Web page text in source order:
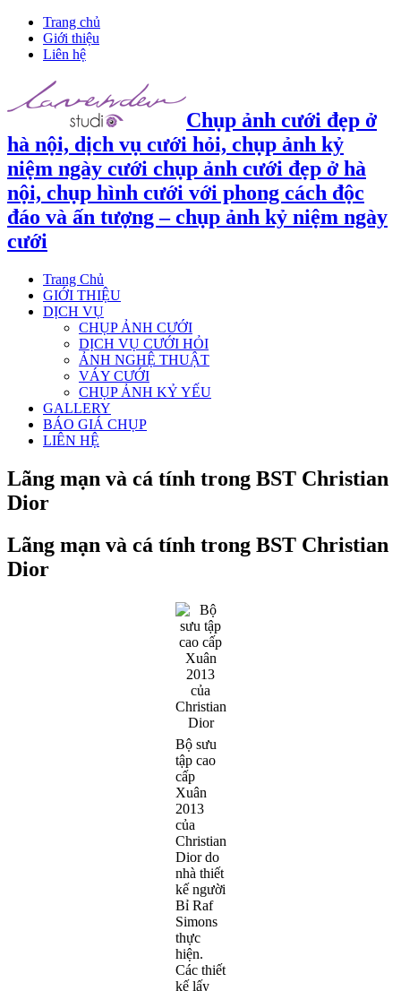
Trang chủ
Giới thiệu
Liên hệ
Chụp ảnh cưới đẹp ở
hà nội, dịch vụ cưới hỏi, chụp ảnh kỷ
niệm ngày cưới chụp ảnh cưới đẹp ở hà
nội, chụp hình cưới với phong cách độc
đáo và ấn tượng – chụp ảnh kỷ niệm ngày
cưới
Trang Chủ
GIỚI THIỆU
DỊCH VỤ
CHỤP ẢNH CƯỚI
DỊCH VỤ CƯỚI HỎI
ẢNH NGHỆ THUẬT
VÁY CƯỚI
CHỤP ẢNH KỶ YẾU
GALLERY
BÁO GIÁ CHỤP
LIÊN HỆ
Lãng mạn và cá tính trong BST Christian
Dior
Lãng mạn và cá tính trong BST Christian
Dior
Bộ sưu
tập cao
cấp
Xuân
2013
của
Christian
Dior do
nhà thiết
kế người
Bỉ Raf
Simons
thực
hiện.
Các thiết
kế lấy